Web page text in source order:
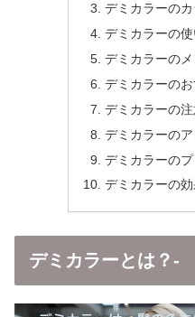
デミカラーの
デミカラーの
デミカラーの
デミカラーの
デミカラーの
デミカラーの
デミカラーの
デミカラーの
デミカラーとは？-